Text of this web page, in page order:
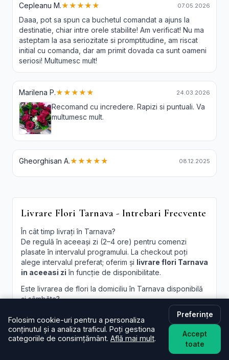
Cepleanu M.★★★★★ 07.05.2026
Daaa, pot sa spun ca buchetul comandat a ajuns la
destinatie, chiar intre orele stabilite! Am verificat! Nu ma
asteptam la asa seriozitate si promptitudine, am riscat
initial cu comanda, dar am primit dovada ca sunt oameni
seriosi! Multumesc mult!
Marilena P.★★★★★ 24.03.2026
Recomand cu incredere. Rapizi si puntuali. Va
multumesc mult.
Gheorghisan A.★★★★★ 08.12.2025
Livrare Flori Tarnava - Intrebari Frecvente
În cât timp livrați în Tarnava?
De regulă în aceeași zi (2–4 ore) pentru comenzi
plasate în intervalul programului. La checkout poți
alege intervalul preferat; oferim și livrare flori Tarnava
in aceeasi zi în funcție de disponibilitate.
Este livrarea de flori la domiciliu în Tarnava disponibilă
și sâmbăta?
Da, în majoritatea cazurilor livrăm și sâmbăta. În
perioade aglomerate pot exista sloturi limitate, afișate
la finalizare.
Pot programa livrarea pentru o oră anume în Tarnava?
Oferim intervale orare; pentru ore fixe încercăm să
Folosim cookie-uri pentru a personaliza
conținutul și a analiza traficul. Poți gestiona
categoriile de consimțământ. Află mai mult.
Preferințe
Accept
toate